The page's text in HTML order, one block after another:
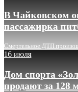
В Чайковском
пассажирка
Смертельное ДТП
16 июля
Дом спорта
продают за 128